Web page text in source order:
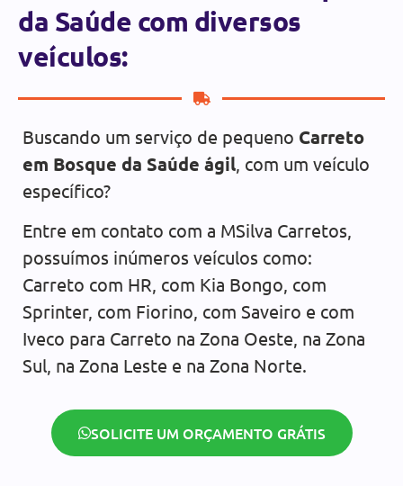
da Saúde com diversos
veículos:
Buscando um serviço de pequeno Carreto
em Bosque da Saúde ágil , com um veículo
específico?
Entre em contato com a MSilva Carretos,
possuímos inúmeros veículos como:
Carreto com HR, com Kia Bongo, com
Sprinter, com Fiorino, com Saveiro e com
Iveco para Carreto na Zona Oeste, na Zona
Sul, na Zona Leste e na Zona Norte.
SOLICITE UM ORÇAMENTO GRÁTIS